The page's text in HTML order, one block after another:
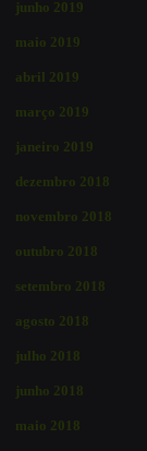
junho 2019
maio 2019
abril 2019
março 2019
janeiro 2019
dezembro 2018
novembro 2018
outubro 2018
setembro 2018
agosto 2018
julho 2018
junho 2018
maio 2018